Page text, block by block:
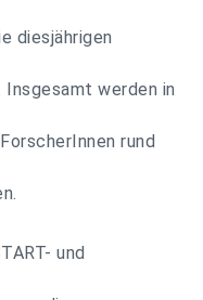
diesjährigen
Insgesamt werden in
rund
und